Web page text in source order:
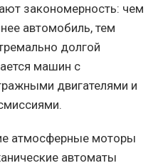
закономерность: чем
автомобиль, тем
долгой
машин с
двигателями и
атмосферные моторы
автоматы